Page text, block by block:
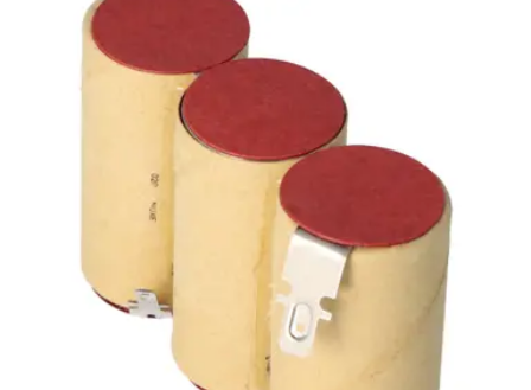
Conseils Jardinage
Entretien et Aménagement
Entretien des Plantes
Entretien du Jardin Conseils Pratiques
Conseils Jardinage